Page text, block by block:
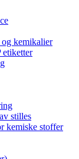
kemikalier
stilles
kemiske stoffer